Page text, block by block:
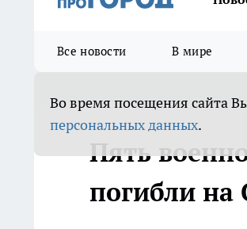
Все новости В мире
Во время посещения сайта
персональных данных.
Пять
погибли на